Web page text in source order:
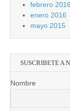
febrero
enero 2016
mayo 2015
SUSCRIBETE A
Nombre